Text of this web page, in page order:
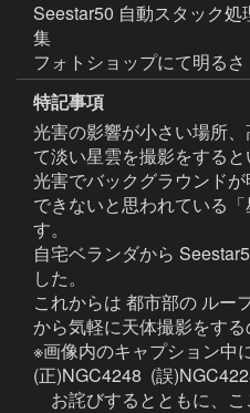
Seestar50 自動スタック
集
特記事項
光害の影響が小さい場所
て淡い星雲を撮影をすると
光害でバックグラウンド
できないと思われている
す。
自宅ベランダから
した。
これからは 都市部の ルー
から気軽に天体撮影をする
※画像内のキャプション中
(正)NGC4248  (誤
お詫びするとともに、こ